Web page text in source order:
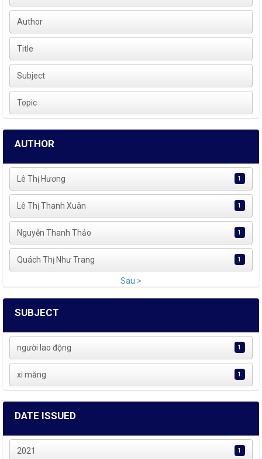
Author
Title
Subject
Topic
AUTHOR
Lê Thị Hương 1
Lê Thị Thanh Xuân 1
Nguyễn Thanh Thảo 1
Quách Thị Như Trang 1
Sau >
SUBJECT
người lao động 1
xi măng 1
DATE ISSUED
2021 1